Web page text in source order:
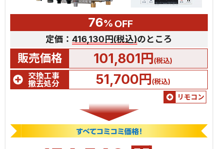
76% OFF
定価： 416,130円(税込)のところ
販売価格 101,801円(税込)
交換工事
撤去処分
51,700円(税込)
リモコン